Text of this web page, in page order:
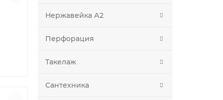
Нержавейка А2
Перфорация
Такелаж
Сантехника